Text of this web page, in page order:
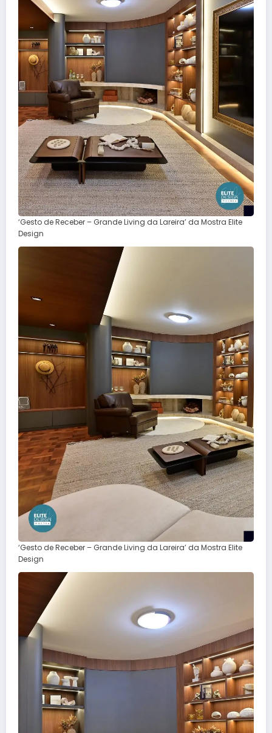
‘Gesto de Receber – Grande Living da Lareira’ da Mostra Elite
Design
‘Gesto de Receber – Grande Living da Lareira’ da Mostra Elite
Design